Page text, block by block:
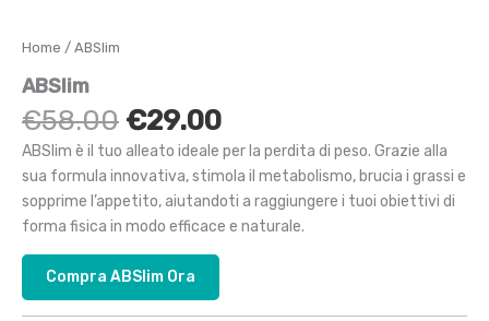
Home / ABSlim
ABSlim
€58.00 Il
prezzo
originale
era:
€58.00.
€29.00Il
prezzo
attuale
è:
€29.00.
ABSlim è il tuo alleato ideale per la perdita di peso. Grazie alla
sua formula innovativa, stimola il metabolismo, brucia i grassi e
sopprime l’appetito, aiutandoti a raggiungere i tuoi obiettivi di
forma fisica in modo efficace e naturale.
Compra ABSlim Ora